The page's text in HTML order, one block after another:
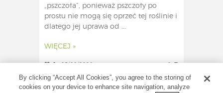
„pszczoła”, ponieważ pszczoły po
prostu nie mogą się oprzeć tej roślinie i
dlatego jej uprawa od ...
WIĘCEJ »
0 25/08/2020 0
By clicking “Accept All Cookies”, you agree to the storing of
cookies on your device to enhance site navigation, analyze